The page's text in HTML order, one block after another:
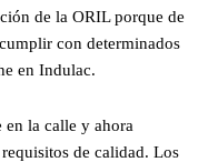
de la ORIL porque de
con determinados
en Indulac.
en la calle y ahora
de calidad. Los